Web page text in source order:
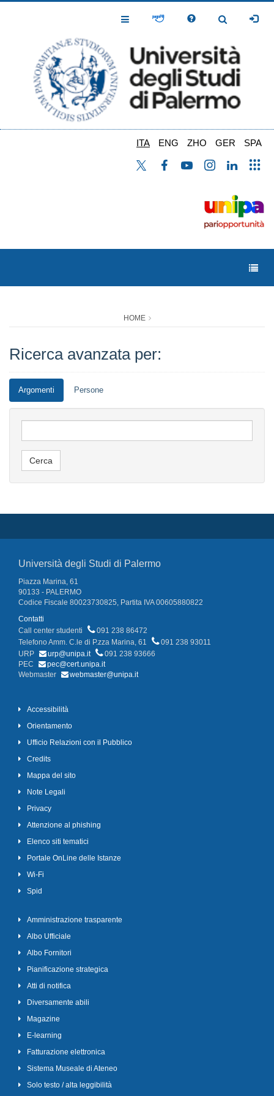
Toggle
Toggle
ITA ENG ZHO GER SPA
HOME
Ricerca avanzata per:
Argomenti Persone
Università degli Studi di Palermo
Piazza Marina, 61
90133 - PALERMO
Codice Fiscale 80023730825, Partita IVA 00605880822
Contatti
Call center studenti
091 238 86472
Telefono Amm. C.le di P.zza Marina, 61
091 238 93011
URP
urp@unipa.it
091 238 93666
PEC
pec@cert.unipa.it
Webmaster
webmaster@unipa.it
Accessibilità
Orientamento
Ufficio Relazioni con il Pubblico
Credits
Mappa del sito
Note Legali
Privacy
Attenzione al phishing
Elenco siti tematici
Portale OnLine delle Istanze
Wi-Fi
Spid
Amministrazione trasparente
Albo Ufficiale
Albo Fornitori
Pianificazione strategica
Atti di notifica
Diversamente abili
Magazine
E-learning
Fatturazione elettronica
Sistema Museale di Ateneo
Solo testo / alta leggibilità